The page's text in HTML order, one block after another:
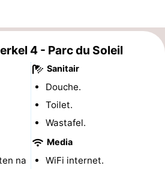
4 - Parc du Soleil
na
Sanitair
Douche.
Toilet.
Wastafel.
Media
WiFi internet.